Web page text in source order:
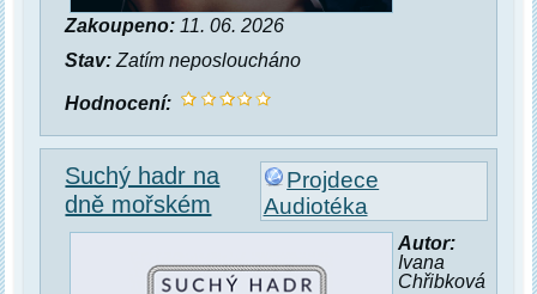
Zakoupeno: 11. 06. 2026
Stav: Zatím neposloucháno
Hodnocení:
Projdece
Audiotéka
Suchý hadr na
dně mořském
Autor:
Ivana
Chřibková